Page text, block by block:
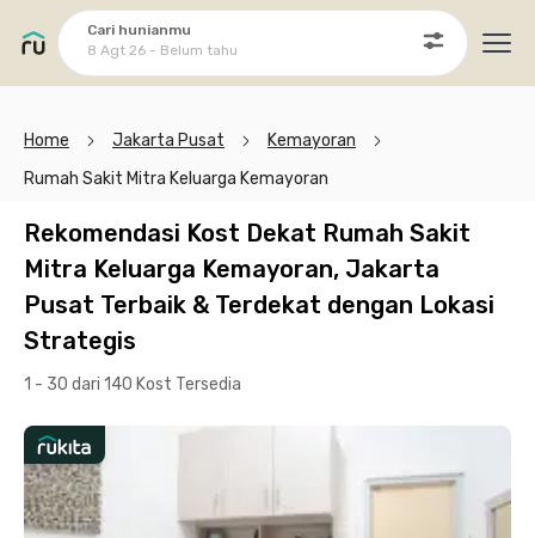
Cari hunianmu
8 Agt 26 - Belum tahu
Home Jakarta Pusat
Kemayoran
Rumah Sakit Mitra Keluarga Kemayoran
Rekomendasi Kost Dekat Rumah Sakit
Mitra Keluarga Kemayoran, Jakarta
Pusat Terbaik & Terdekat dengan Lokasi
Strategis
1 - 30 dari 140 Kost Tersedia